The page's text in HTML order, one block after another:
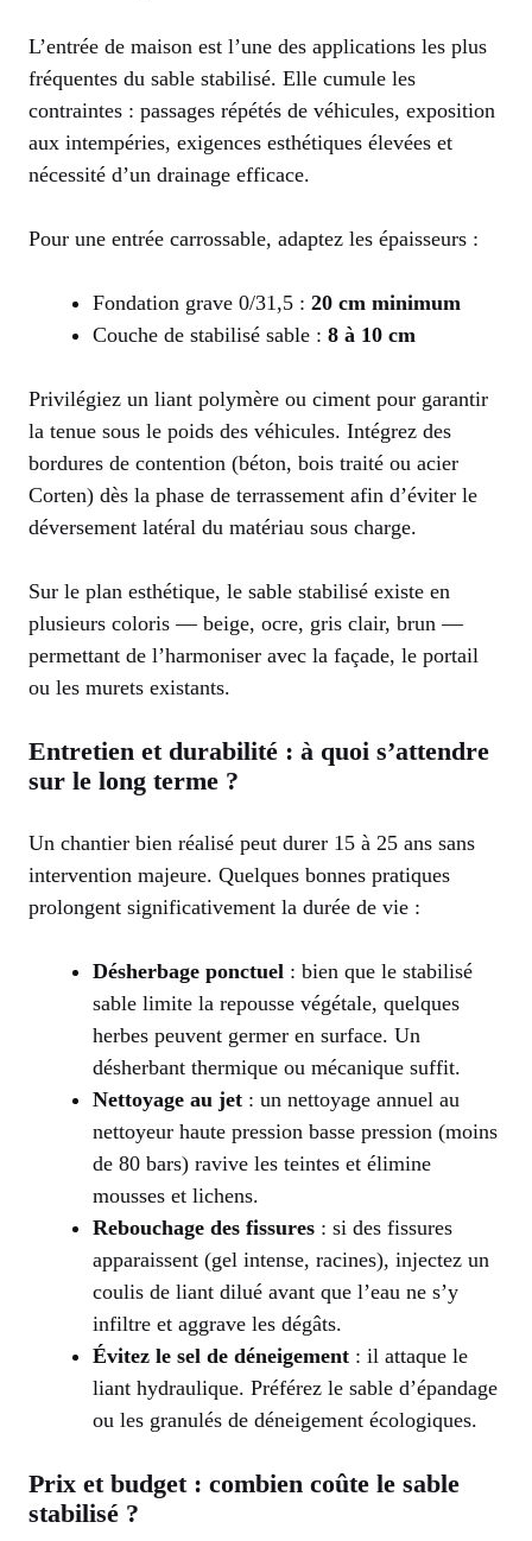
L’entrée de maison est l’une des applications les plus
fréquentes du sable stabilisé. Elle cumule les
contraintes : passages répétés de véhicules, exposition
aux intempéries, exigences esthétiques élevées et
nécessité d’un drainage efficace.
Pour une entrée carrossable, adaptez les épaisseurs :
Fondation grave 0/31,5 : 20 cm minimum
Couche de stabilisé sable : 8 à 10 cm
Privilégiez un liant polymère ou ciment pour garantir
la tenue sous le poids des véhicules. Intégrez des
bordures de contention (béton, bois traité ou acier
Corten) dès la phase de terrassement afin d’éviter le
déversement latéral du matériau sous charge.
Sur le plan esthétique, le sable stabilisé existe en
plusieurs coloris — beige, ocre, gris clair, brun —
permettant de l’harmoniser avec la façade, le portail
ou les murets existants.
Entretien et durabilité : à quoi s’attendre
sur le long terme ?
Un chantier bien réalisé peut durer 15 à 25 ans sans
intervention majeure. Quelques bonnes pratiques
prolongent significativement la durée de vie :
Désherbage ponctuel : bien que le stabilisé
sable limite la repousse végétale, quelques
herbes peuvent germer en surface. Un
désherbant thermique ou mécanique suffit.
Nettoyage au jet : un nettoyage annuel au
nettoyeur haute pression basse pression (moins
de 80 bars) ravive les teintes et élimine
mousses et lichens.
Rebouchage des fissures : si des fissures
apparaissent (gel intense, racines), injectez un
coulis de liant dilué avant que l’eau ne s’y
infiltre et aggrave les dégâts.
Évitez le sel de déneigement : il attaque le
liant hydraulique. Préférez le sable d’épandage
ou les granulés de déneigement écologiques.
Prix et budget : combien coûte le sable
stabilisé ?